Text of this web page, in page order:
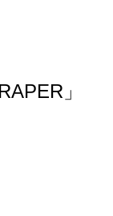
」